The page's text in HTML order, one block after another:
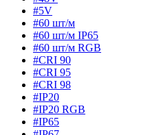
#5V
#60 шт/м
#60 шт/м IP65
#60 шт/м RGB
#CRI 90
#CRI 95
#CRI 98
#IP20
#IP20 RGB
#IP65